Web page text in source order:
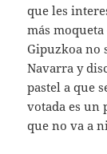
que les
más
Gipuzkoa no
Navarra y
pastel a que
votada es
que no va a